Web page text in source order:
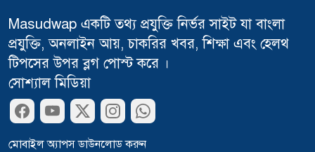
Masudwap একটি তথ্য প্রযুক্তি নির্ভর সাইট যা বাংলা
প্রযুক্তি, অনলাইন আয়, চাকরির খবর, শিক্ষা এবং হেলথ
টিপসের উপর ব্লগ পোস্ট করে ।
সোশ্যাল মিডিয়া
মোবাইল অ্যাপস ডাউনলোড করুন